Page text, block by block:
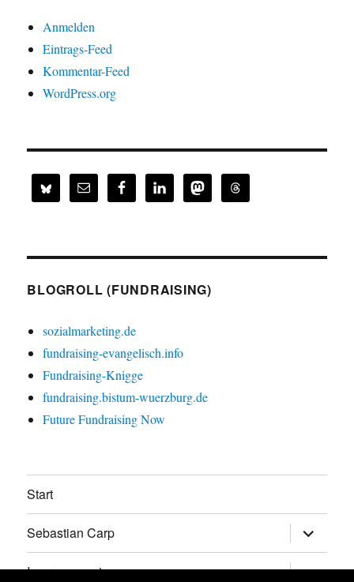
Anmelden
Eintrags-Feed
Kommentar-Feed
WordPress.org
BLOGROLL (FUNDRAISING)
sozialmarketing.de
fundraising-evangelisch.info
Fundraising-Knigge
fundraising.bistum-wuerzburg.de
Future Fundraising Now
Start
Sebastian Carp
anzeigen
Impressum etc.